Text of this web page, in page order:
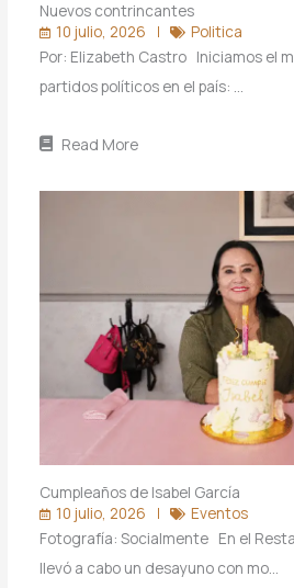
Nuevos contrincantes
10 julio, 2026
Politica
Por: Elizabeth Castro Iniciamos el
partidos políticos en el país: …
Read More
Cumpleaños de Isabel García
10 julio, 2026
Eventos
Fotografía: Socialmente En el
llevó a cabo un desayuno con mo…